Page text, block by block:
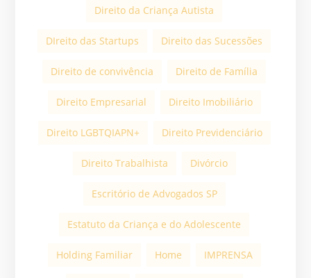
Direito da Criança Autista
DIreito das Startups Direito das Sucessões
Direito de convivência Direito de Família
Direito Empresarial Direito Imobiliário
Direito LGBTQIAPN+ Direito Previdenciário
Direito Trabalhista Divórcio
Escritório de Advogados SP
Estatuto da Criança e do Adolescente
Holding Familiar Home IMPRENSA